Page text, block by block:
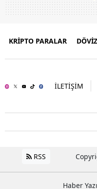
KRİPTO PARALAR
İLETİŞİM
RSS
Haber